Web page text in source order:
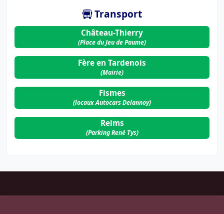
Transport
Château-Thierry
(Place du Jeu de Paume)
Fère en Tardenois
(Mairie)
Fismes
(locaux Autocars Delannoy)
Reims
(Parking René Tys)
de